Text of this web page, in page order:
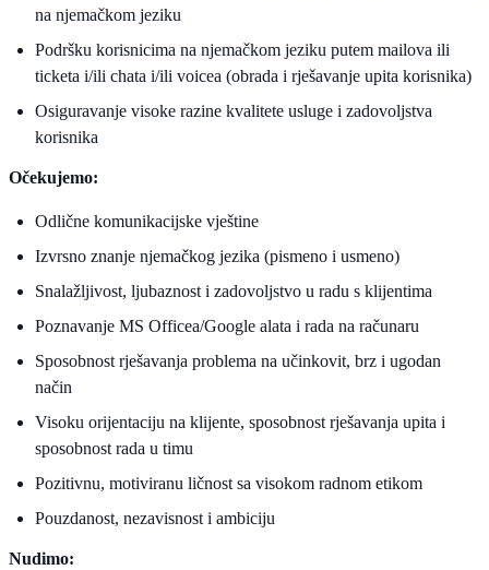
na njemačkom jeziku
Podršku korisnicima na njemačkom jeziku putem mailova ili
ticketa i/ili chata i/ili voicea (obrada i rješavanje upita korisnika)
Osiguravanje visoke razine kvalitete usluge i zadovoljstva
korisnika
Očekujemo:
Odlične komunikacijske vještine
Izvrsno znanje njemačkog jezika (pismeno i usmeno)
Snalažljivost, ljubaznost i zadovoljstvo u radu s klijentima
Poznavanje MS Officea/Google alata i rada na računaru
Sposobnost rješavanja problema na učinkovit, brz i ugodan
način
Visoku orijentaciju na klijente, sposobnost rješavanja upita i
sposobnost rada u timu
Pozitivnu, motiviranu ličnost sa visokom radnom etikom
Pouzdanost, nezavisnost i ambiciju
Nudimo: